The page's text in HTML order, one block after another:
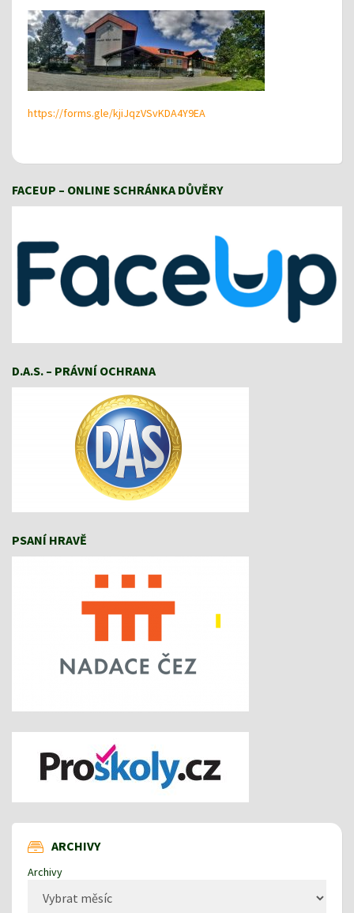
https://forms.gle/kjiJqzVSvKDA4Y9EA
FACEUP – ONLINE SCHRÁNKA DŮVĚRY
D.A.S. – PRÁVNÍ OCHRANA
PSANÍ HRAVĚ
ARCHIVY
Archivy